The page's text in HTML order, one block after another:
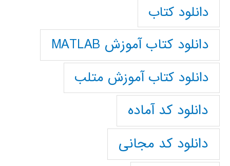
دانلود کتاب
دانلود کتاب آموزش MATLAB
دانلود کتاب آموزش متلب
دانلود کد آماده
دانلود کد مجانی